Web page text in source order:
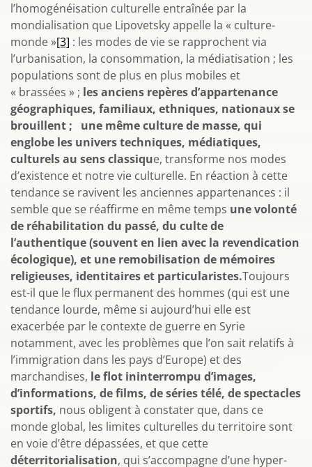
l’homogénéisation culturelle entraînée par la
mondialisation que Lipovetsky appelle la « culture-
monde »[3] : les modes de vie se rapprochent via
l’urbanisation, la consommation, la médiatisation ; les
populations sont de plus en plus mobiles et
« brassées » ; les anciens repères d’appartenance
géographiques, familiaux, ethniques, nationaux se
brouillent ; une même culture de masse, qui
englobe les univers techniques, médiatiques,
culturels au sens classique, transforme nos modes
d’existence et notre vie culturelle. En réaction à cette
tendance se ravivent les anciennes appartenances : il
semble que se réaffirme en même temps une volonté
de réhabilitation du passé, du culte de
l’authentique (souvent en lien avec la revendication
écologique), et une remobilisation de mémoires
religieuses, identitaires et particularistes.Toujours
est-il que le flux permanent des hommes (qui est une
tendance lourde, même si aujourd’hui elle est
exacerbée par le contexte de guerre en Syrie
notamment, avec les problèmes que l’on sait relatifs à
l’immigration dans les pays d’Europe) et des
marchandises, le flot ininterrompu d’images,
d’informations, de films, de séries télé, de spectacles
sportifs, nous obligent à constater que, dans ce
monde global, les limites culturelles du territoire sont
en voie d’être dépassées, et que cette
déterritorialisation, qui s’accompagne d’une hyper-